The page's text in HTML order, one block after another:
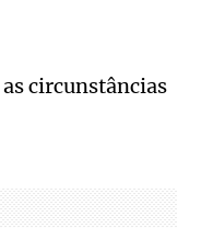
circunstâncias